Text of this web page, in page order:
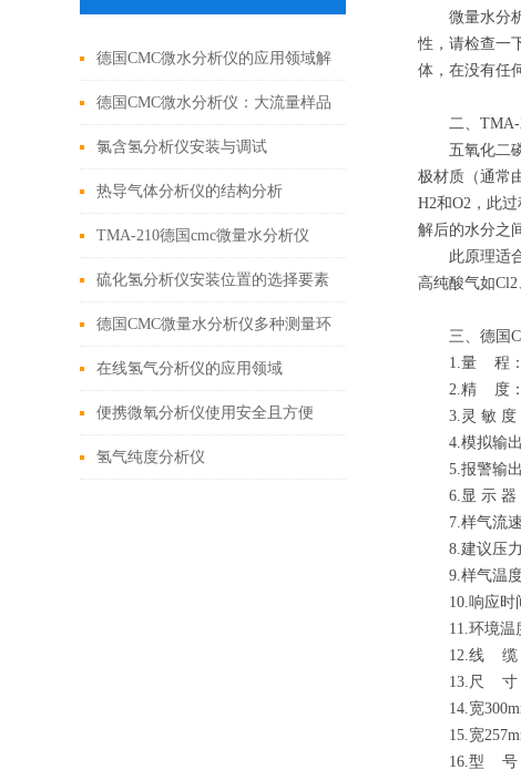
德国CMC微水分析仪的应用领域解
析
德国CMC微水分析仪：大流量样品
气体检测的精准之选
氯含氢分析仪安装与调试
热导气体分析仪的结构分析
TMA-210德国cmc微量水分析仪
硫化氢分析仪安装位置的选择要素
德国CMC微量水分析仪多种测量环
境都能适用
在线氢气分析仪的应用领域
便携微氧分析仪使用安全且方便
氢气纯度分析仪
微量水分析
性，请检查一
体，在没有任
二、TMA-
五氧化二磷
极材质（通常
H2和O2，此
解后的水分之
此原理适合
高纯酸气如
三、德国
1.量 程：0-
2.精 度：
3.灵 敏 度
4.模拟输出
5.报警输出
6.显 示 器
7.样气流速
8.建议压力
9.样气温度
10.响应时
11.环境温
12.线 缆：
13.尺 寸：
14.宽
15.宽
16.型 号：